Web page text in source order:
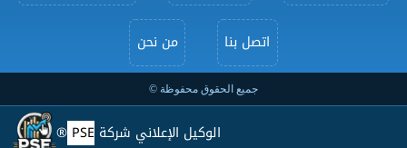
اتصل بنا من نحن
جميع الحقوق محفوظة ©
الوكيل الإعلاني شركة PSE
®